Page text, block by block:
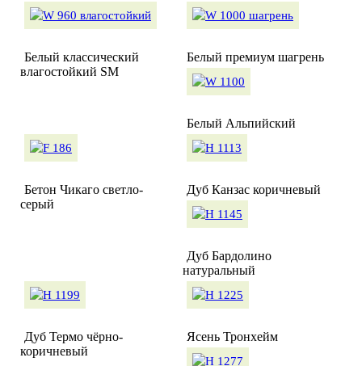
Белый классический
влагостойкий SM
Белый премиум шагрень
Белый Альпийский
Бетон Чикаго светло-
серый
Дуб Канзас коричневый
Дуб Бардолино
натуральный
Дуб Термо чёрно-
коричневый
Ясень Тронхейм